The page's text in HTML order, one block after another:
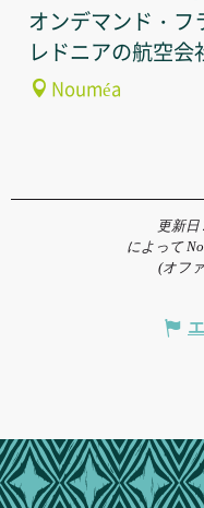
オンデマンド・フ
レドニアの航空会
Nouméa
更新日
によって
(オフ